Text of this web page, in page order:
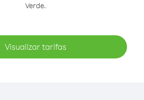
Verde.
Visualizar tarifas